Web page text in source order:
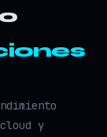
y